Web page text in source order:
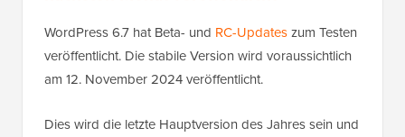
WordPress 6.7 hat Beta- und RC-Updateszum Testen
veröffentlicht. Die stabile Version wird voraussichtlich
am 12. November 2024 veröffentlicht.
Dies wird die letzte Hauptversion des Jahres sein und